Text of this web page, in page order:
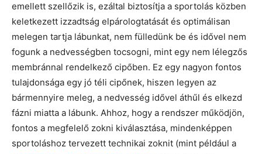
emellett szellőzik is, ezáltal biztosítja a sportolás közben
keletkezett izzadtság elpárologtatását és optimálisan
melegen tartja lábunkat, nem fülledünk be és idővel nem
fogunk a nedvességben tocsogni, mint egy nem lélegzős
membránnal rendelkező cipőben. Ez egy nagyon fontos
tulajdonsága egy jó téli cipőnek, hiszen legyen az
bármennyire meleg, a nedvesség idővel áthűl és elkezd
fázni miatta a lábunk. Ahhoz, hogy a rendszer működjön,
fontos a megfelelő zokni kiválasztása, mindenképpen
sportoláshoz tervezett technikai zoknit (mint például a